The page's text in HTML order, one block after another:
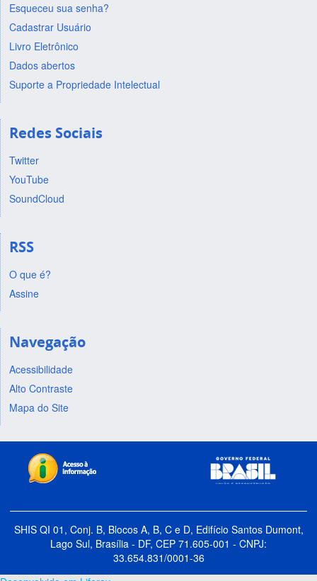
Esqueceu sua senha?
Cadastrar Usuário
Livro Eletrônico
Dados abertos
Suporte a Propriedade Intelectual
Redes Sociais
Twitter
YouTube
SoundCloud
RSS
O que é?
Assine
Navegação
Acessibilidade
Alto Contraste
Mapa do Site
SHIS QI 01, Conj. B, Blocos A, B, C e D, Edifício Santos Dumont,
Lago Sul, Brasília - DF, CEP 71.605-001 - CNPJ:
33.654.831/0001-36